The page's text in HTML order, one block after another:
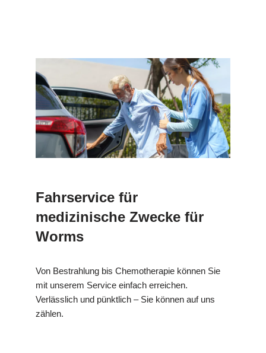
Fahrservice für
medizinische Zwecke für
Worms
Von Bestrahlung bis Chemotherapie können Sie
mit unserem Service einfach erreichen.
Verlässlich und pünktlich – Sie können auf uns
zählen.